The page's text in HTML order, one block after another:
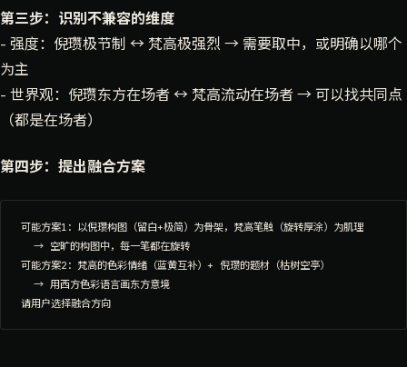
第三步：识别不兼容的维度
- 强度：倪瓒极节制 ↔ 梵高极强烈 → 需要取中，或明确以哪个
为主
- 世界观：倪瓒东方在场者 ↔ 梵高流动在场者 → 可以找共同点
（都是在场者）
第四步：提出融合方案
可能方案1：以倪瓒构图（留白+极简）为骨架，梵高笔触（旋转厚涂）为肌理
  → 空旷的构图中，每一笔都在旋转
可能方案2：梵高的色彩情绪（蓝黄互补）+ 倪瓒的题材（枯树空亭）
  → 用西方色彩语言画东方意境